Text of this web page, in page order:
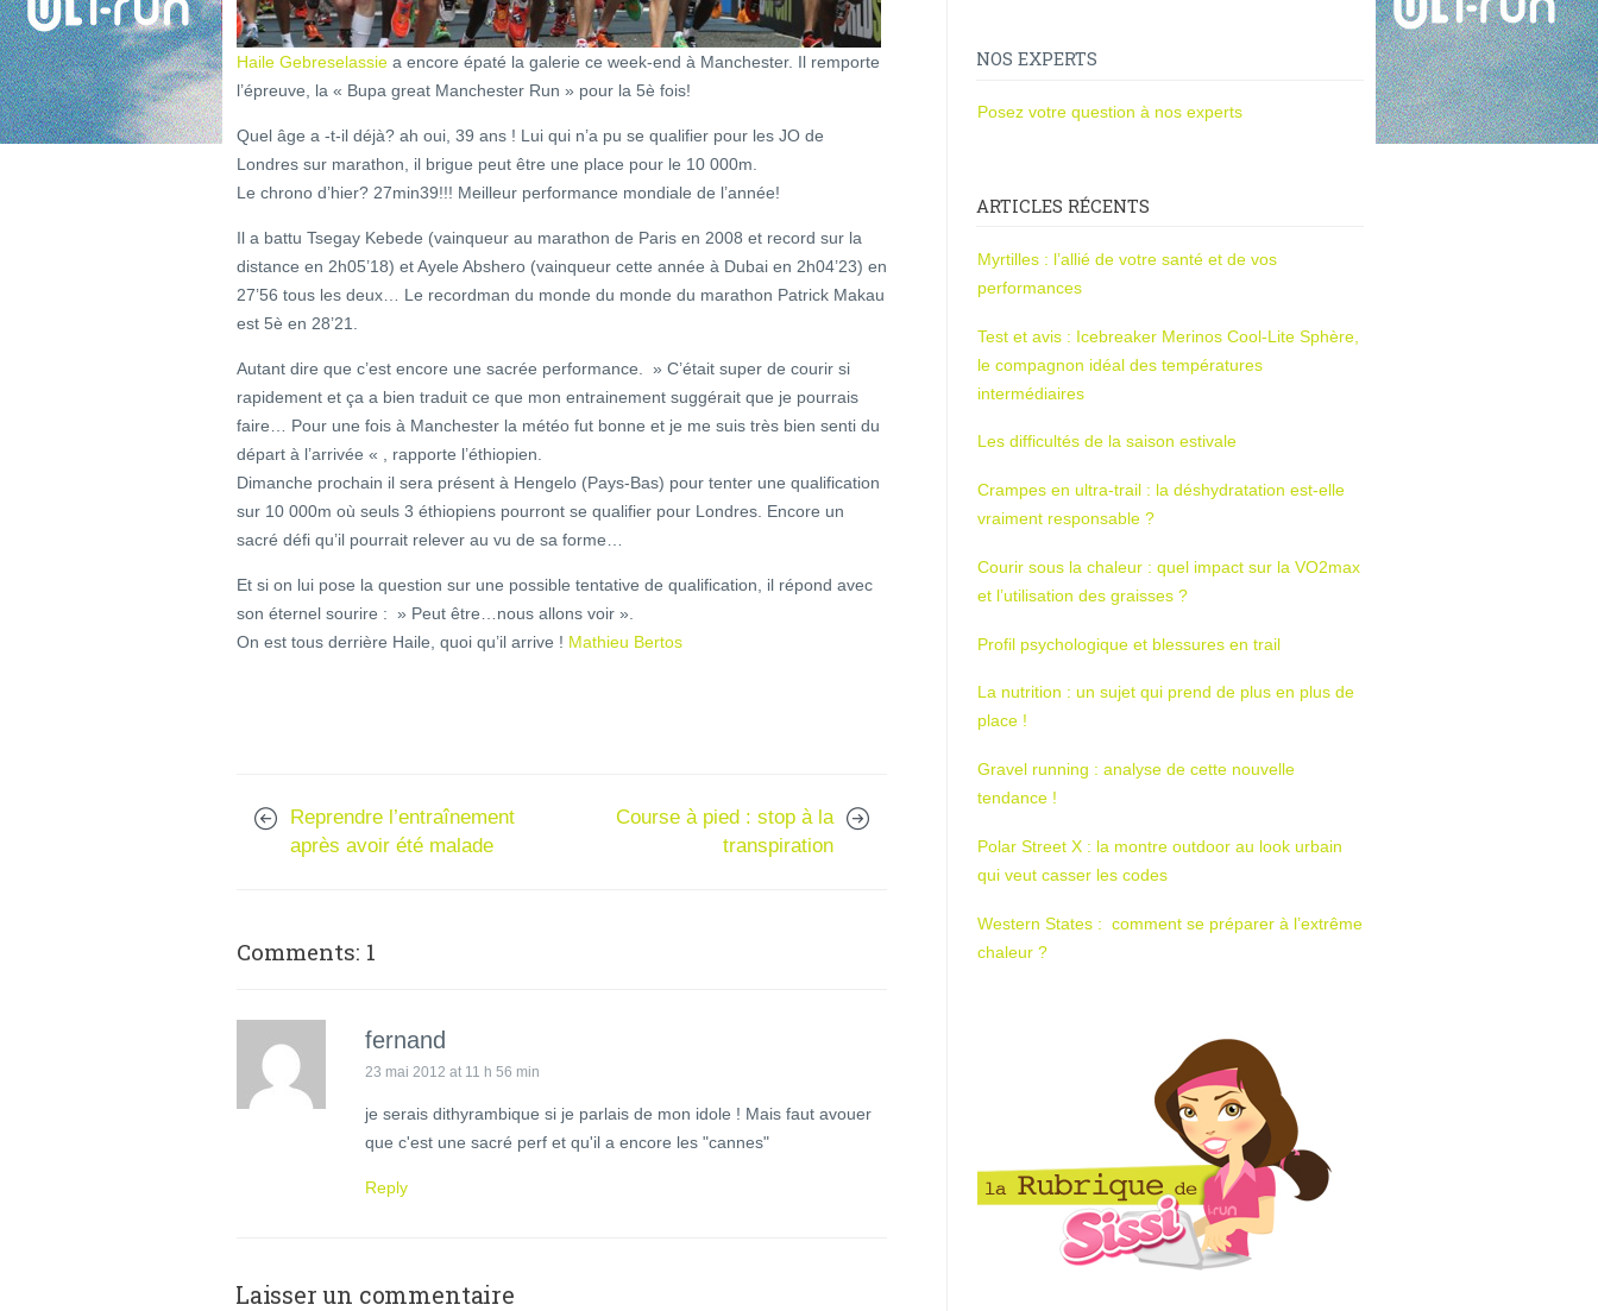
Haile Gebreselassie a encore épaté la galerie ce week-end à Manchester. Il remporte
l’épreuve, la « Bupa great Manchester Run » pour la 5è fois!
Quel âge a -t-il déjà? ah oui, 39 ans ! Lui qui n’a pu se qualifier pour les JO de
Londres sur marathon, il brigue peut être une place pour le 10 000m.
Le chrono d’hier? 27min39!!! Meilleur performance mondiale de l’année!
Il a battu Tsegay Kebede (vainqueur au marathon de Paris en 2008 et record sur la
distance en 2h05’18) et Ayele Abshero (vainqueur cette année à Dubai en 2h04’23) en
27’56 tous les deux… Le recordman du monde du monde du marathon Patrick Makau
est 5è en 28’21.
Autant dire que c’est encore une sacrée performance. » C’était super de courir si
rapidement et ça a bien traduit ce que mon entrainement suggérait que je pourrais
faire… Pour une fois à Manchester la météo fut bonne et je me suis très bien senti du
départ à l’arrivée « , rapporte l’éthiopien.
Dimanche prochain il sera présent à Hengelo (Pays-Bas) pour tenter une qualification
sur 10 000m où seuls 3 éthiopiens pourront se qualifier pour Londres. Encore un
sacré défi qu’il pourrait relever au vu de sa forme…
Et si on lui pose la question sur une possible tentative de qualification, il répond avec
son éternel sourire : » Peut être…nous allons voir ».
On est tous derrière Haile, quoi qu’il arrive ! Mathieu Bertos
Reprendre l’entraînement
après avoir été malade
Course à pied : stop à la
transpiration
Comments: 1
fernand
23 mai 2012 at 11 h 56 min
je serais dithyrambique si je parlais de mon idole ! Mais faut avouer
que c'est une sacré perf et qu'il a encore les "cannes"
Reply
Laisser un commentaire
NOS EXPERTS
Posez votre question à nos experts
ARTICLES RÉCENTS
Myrtilles : l’allié de votre santé et de vos
performances
Test et avis : Icebreaker Merinos Cool-Lite Sphère,
le compagnon idéal des températures
intermédiaires
Les difficultés de la saison estivale
Crampes en ultra-trail : la déshydratation est-elle
vraiment responsable ?
Courir sous la chaleur : quel impact sur la VO2max
et l’utilisation des graisses ?
Profil psychologique et blessures en trail
La nutrition : un sujet qui prend de plus en plus de
place !
Gravel running : analyse de cette nouvelle
tendance !
Polar Street X : la montre outdoor au look urbain
qui veut casser les codes
Western States : comment se préparer à l’extrême
chaleur ?